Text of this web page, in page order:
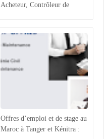
Acheteur, Contrôleur de
Offres d’emploi et de stage au
Maroc à Tanger et Kénitra :